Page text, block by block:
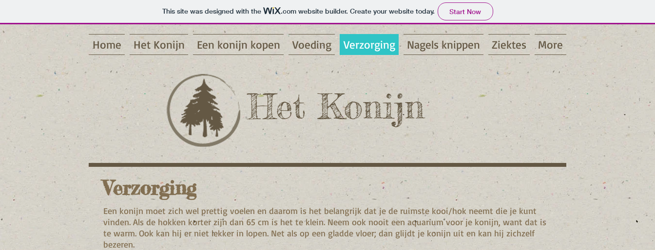
This site was designed with the .comwebsite builder. Create your website today. Start Now
Home Het Konijn Een konijn kopen Voeding Verzorging Nagels knippen Ziektes More
Het Konijn
Verzorging
Een konijn moet zich wel prettig voelen en daarom is het belangrijk dat je de ruimste kooi/hok neemt die je kunt
vinden. Als de hokken korter zijn dan 65 cm is het te klein. Neem ook nooit een aquarium voor je konijn, want dat is
te warm. Ook kan hij er niet lekker in lopen. Net als op een gladde vloer; dan glijdt je konijn uit en kan hij zichzelf
bezeren.